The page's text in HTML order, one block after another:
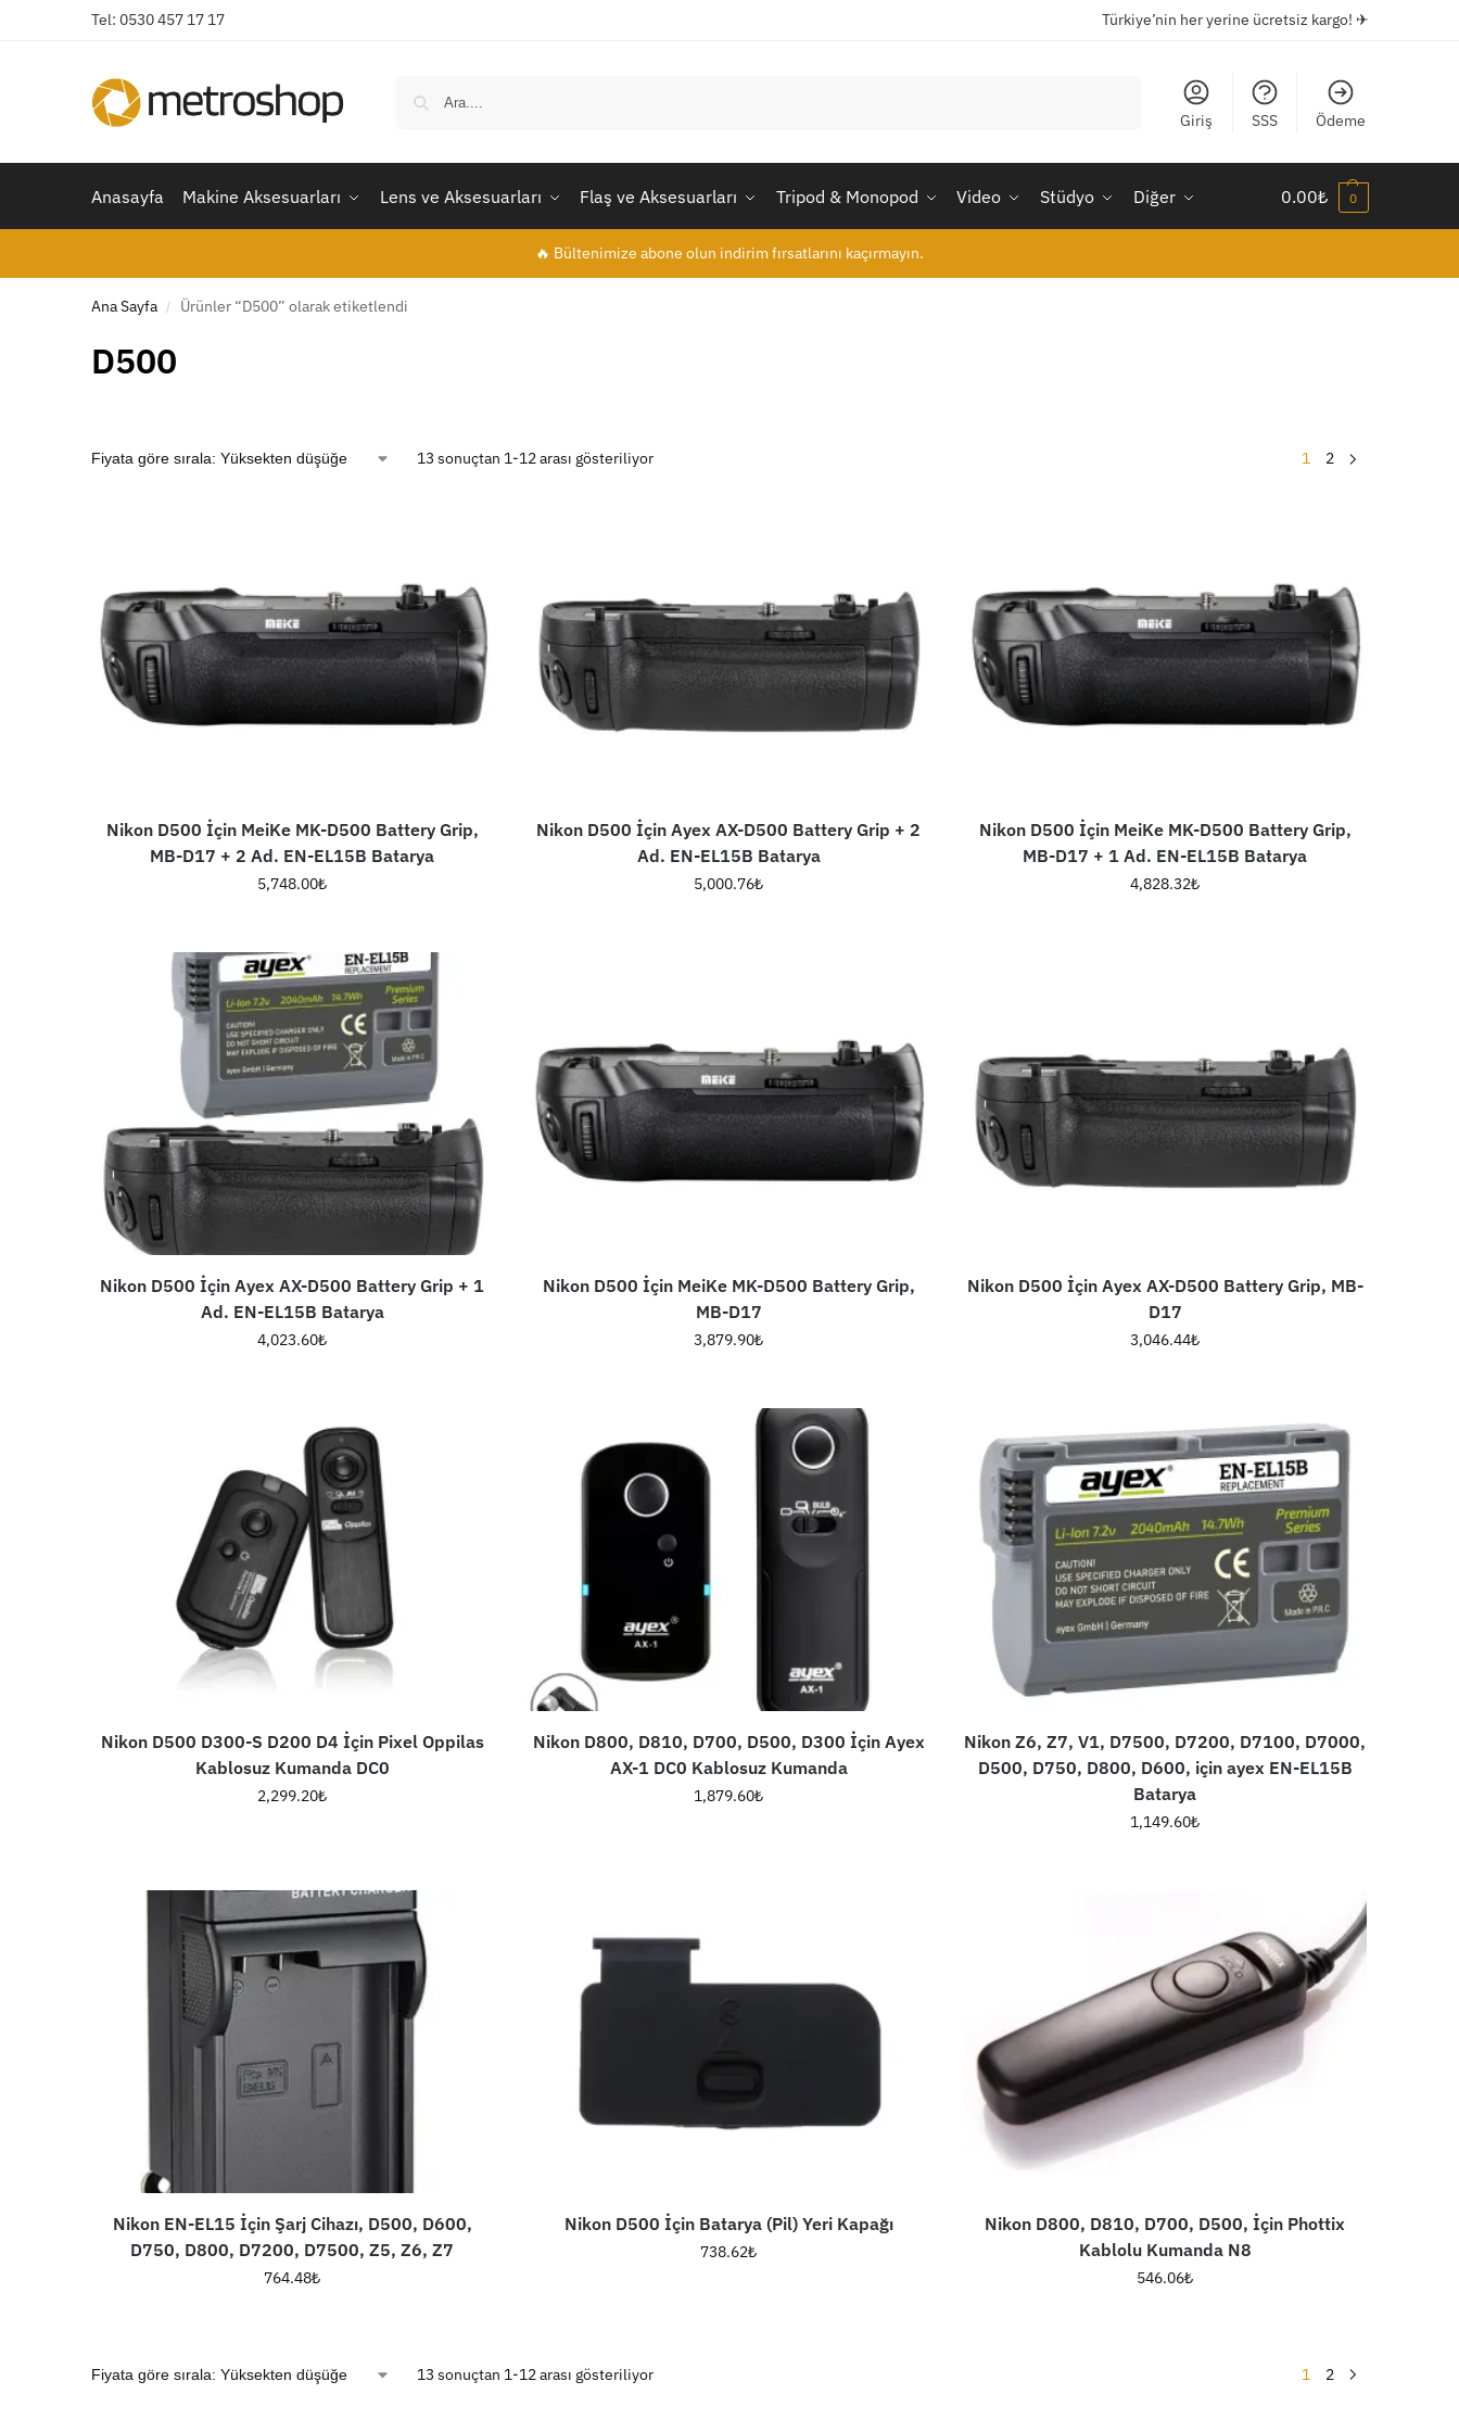
Tel: 0530 457 17 17 Türkiye’nin her yerine ücretsiz kargo! ✈
Giriş SSS Ödeme
Anasayfa Makine Aksesuarları Lens ve Aksesuarları Flaş ve Aksesuarları Tripod & Monopod Video Stüdyo Diğer 0.00₺ 0
🔥 Bültenimize abone olun indirim fırsatlarını kaçırmayın.
Ana Sayfa / Ürünler “D500” olarak etiketlendi
D500
13 sonuçtan 1-12 arası gösteriliyor 1 2
Nikon D500 İçin MeiKe MK-D500 Battery Grip,
MB-D17 + 2 Ad. EN-EL15B Batarya
5,748.00₺
Nikon D500 İçin Ayex AX-D500 Battery Grip + 2
Ad. EN-EL15B Batarya
5,000.76₺
Nikon D500 İçin MeiKe MK-D500 Battery Grip,
MB-D17 + 1 Ad. EN-EL15B Batarya
4,828.32₺
Nikon D500 İçin Ayex AX-D500 Battery Grip + 1
Ad. EN-EL15B Batarya
4,023.60₺
Nikon D500 İçin MeiKe MK-D500 Battery Grip,
MB-D17
3,879.90₺
Nikon D500 İçin Ayex AX-D500 Battery Grip, MB-
D17
3,046.44₺
Nikon D500 D300-S D200 D4 İçin Pixel Oppilas
Kablosuz Kumanda DC0
2,299.20₺
Nikon D800, D810, D700, D500, D300 İçin Ayex
AX-1 DC0 Kablosuz Kumanda
1,879.60₺
Nikon Z6, Z7, V1, D7500, D7200, D7100, D7000,
D500, D750, D800, D600, için ayex EN-EL15B
Batarya
1,149.60₺
Nikon EN-EL15 İçin Şarj Cihazı, D500, D600,
D750, D800, D7200, D7500, Z5, Z6, Z7
764.48₺
Nikon D500 İçin Batarya (Pil) Yeri Kapağı
738.62₺
Nikon D800, D810, D700, D500, İçin Phottix
Kablolu Kumanda N8
546.06₺
13 sonuçtan 1-12 arası gösteriliyor 1 2